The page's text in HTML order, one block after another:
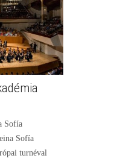
Sofía
Sofía
turnéval